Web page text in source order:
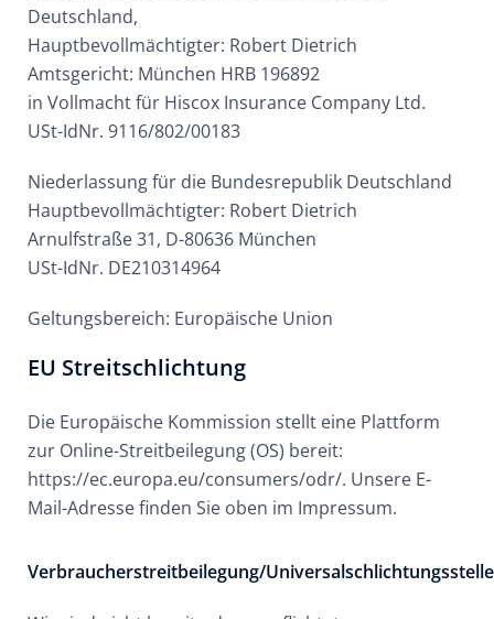
Deutschland,
Hauptbevollmächtigter: Robert Dietrich
Amtsgericht: München HRB 196892
in Vollmacht für Hiscox Insurance Company Ltd.
USt-IdNr. 9116/802/00183
Niederlassung für die Bundesrepublik Deutschland
Hauptbevollmächtigter: Robert Dietrich
Arnulfstraße 31, D-80636 München
USt-IdNr. DE210314964
Geltungsbereich: Europäische Union
EU Streitschlichtung
Die Europäische Kommission stellt eine Plattform
zur Online-Streitbeilegung (OS) bereit:
https://ec.europa.eu/consumers/odr/. Unsere E-
Mail-Adresse finden Sie oben im Impressum.
Verbraucherstreitbeilegung/Universalschlichtungsstelle